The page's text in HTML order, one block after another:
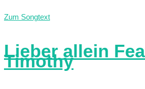
Zum Songtext
Lieber allein
Timothy